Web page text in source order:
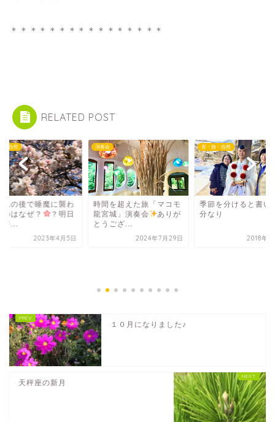
＊＊＊＊＊＊＊＊＊＊＊＊＊＊＊＊
RELATED POST
・自然
見の後で睡魔に襲わ
のはなぜ？
？明日
秤...
2023年4月5日
演奏会
時間を超えた旅「マコモ
龍宮城」演奏会
ありが
とうござ...
2024年7月29日
音・旅・自然
季節を分けると書い
分なり
2018年2
１０月になりました♪
天秤座の新月